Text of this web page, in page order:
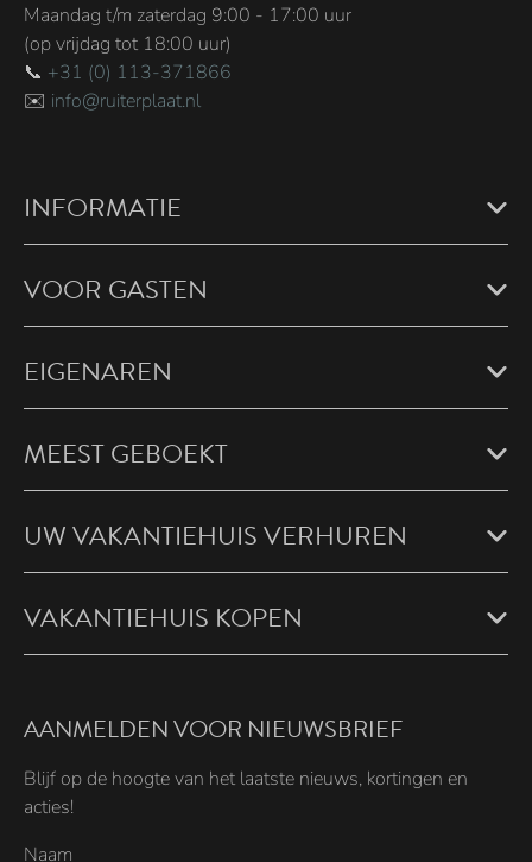
Maandag t/m zaterdag 9:00 - 17:00 uur
(op vrijdag tot 18:00 uur)
📞 +31 (0) 113-371866
✉️ info@ruiterplaat.nl
INFORMATIE
VOOR GASTEN
EIGENAREN
MEEST GEBOEKT
UW VAKANTIEHUIS VERHUREN
VAKANTIEHUIS KOPEN
AANMELDEN VOOR NIEUWSBRIEF
Blijf op de hoogte van het laatste nieuws, kortingen en
acties!
Naam